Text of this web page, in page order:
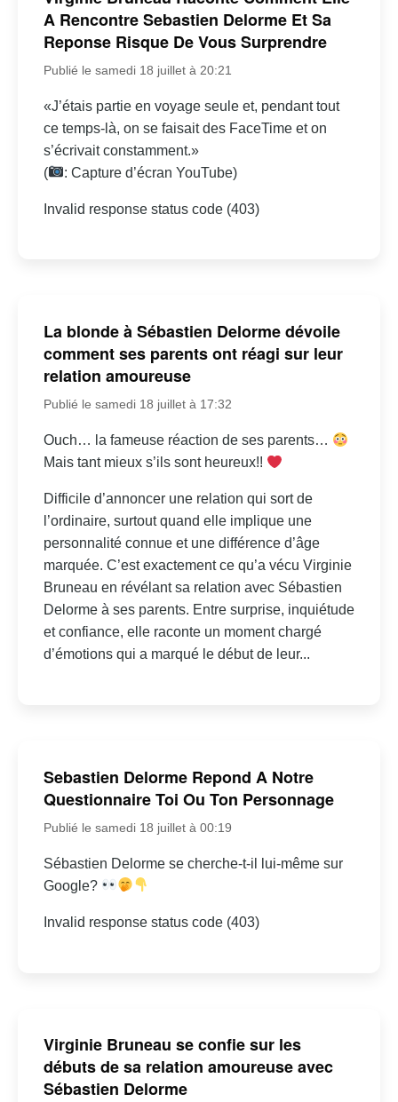
A Rencontre Sebastien Delorme Et Sa
Reponse Risque De Vous Surprendre
Publié le samedi 18 juillet à 20:21
«J’étais partie en voyage seule et, pendant tout
ce temps-là, on se faisait des FaceTime et on
s’écrivait constamment.»
(
: Capture d’écran YouTube)
Invalid response status code (403)
La blonde à Sébastien Delorme dévoile
comment ses parents ont réagi sur leur
relation amoureuse
Publié le samedi 18 juillet à 17:32
Ouch… la fameuse réaction de ses parents…
Mais tant mieux s’ils sont heureux!!
Difficile d’annoncer une relation qui sort de
l’ordinaire, surtout quand elle implique une
personnalité connue et une différence d’âge
marquée. C’est exactement ce qu’a vécu Virginie
Bruneau en révélant sa relation avec Sébastien
Delorme à ses parents. Entre surprise, inquiétude
et confiance, elle raconte un moment chargé
d’émotions qui a marqué le début de leur...
Sebastien Delorme Repond A Notre
Questionnaire Toi Ou Ton Personnage
Publié le samedi 18 juillet à 00:19
Sébastien Delorme se cherche-t-il lui-même sur
Google?
Invalid response status code (403)
Virginie Bruneau se confie sur les
débuts de sa relation amoureuse avec
Sébastien Delorme